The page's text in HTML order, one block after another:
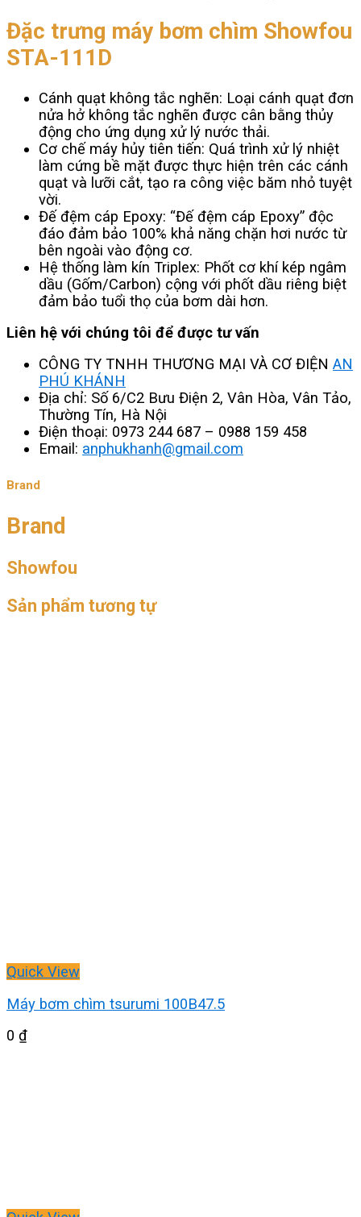
Đặc trưng máy bơm chìm Showfou
STA-111D
Cánh quạt không tắc nghẽn: Loại cánh quạt đơn
nửa hở không tắc nghẽn được cân bằng thủy
động cho ứng dụng xử lý nước thải.
Cơ chế máy hủy tiên tiến: Quá trình xử lý nhiệt
làm cứng bề mặt được thực hiện trên các cánh
quạt và lưỡi cắt, tạo ra công việc băm nhỏ tuyệt
vời.
Đế đệm cáp Epoxy: “Đế đệm cáp Epoxy” độc
đáo đảm bảo 100% khả năng chặn hơi nước từ
bên ngoài vào động cơ.
Hệ thống làm kín Triplex: Phốt cơ khí kép ngâm
dầu (Gốm/Carbon) cộng với phốt dầu riêng biệt
đảm bảo tuổi thọ của bơm dài hơn.
Liên hệ với chúng tôi để được tư vấn
CÔNG TY TNHH THƯƠNG MẠI VÀ CƠ ĐIỆN AN
PHÚ KHÁNH
Địa chỉ: Số 6/C2 Bưu Điện 2, Vân Hòa, Vân Tảo,
Thường Tín, Hà Nội
Điện thoại: 0973 244 687 – 0988 159 458
Email: anphukhanh@gmail.com
Brand
Brand
Showfou
Sản phẩm tương tự
Quick View
Máy bơm chìm tsurumi 100B47.5
0 ₫